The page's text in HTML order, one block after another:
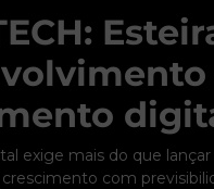
exige mais do que
com